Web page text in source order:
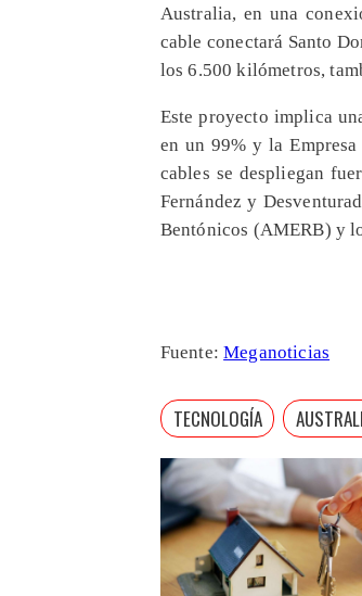
Australia, en una
cable conectará Santo
los 6.500 kilómetros,
Este proyecto implica
en un 99% y la
cables se despliegan
Fernández y
Bentónicos (AMERB) y
Fuente:Meganoticias
TECNOLOGÍA